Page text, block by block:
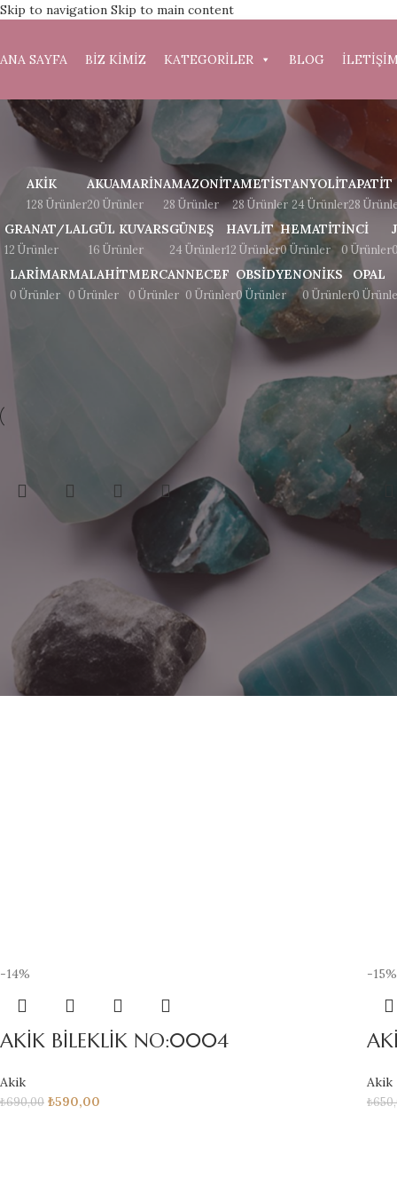
Skip to navigation Skip to main content
ANA SAYFA BİZ KİMİZ KATEGORİLER BLOG
AKIK
128 Ürünler
AKUAMARIN
20 Ürünler
AMAZONIT
28 Ürünler
AMETIST
28 Ürünler
ANYOLIT
24 Ürünler
APATIT
28
GRANAT/LAL
12 Ürünler
GÜL KUVARS
16 Ürünler
GÜNEŞ
24 Ürünler
HAVLIT
12 Ürünler
HEMATIT
0 Ürünler
İNCI
0 Ürünler
LARIMAR
0 Ürünler
MALAHIT
0 Ürünler
MERCAN
0 Ürünler
NECEF
0 Ürünler
OBSIDYEN
0 Ürünler
ONIKS
0 Ürünler
OPAL
0
Ürünler “bereket” olarak etiketlendi
AKİK BİLEKLİK NO:0001
490,00
Akik
₺
-14%
AKİK BİLEKLİK NO:0004
Akik
₺690,00 ₺590,00
-15%
Akik
₺